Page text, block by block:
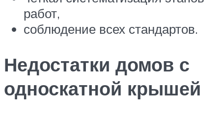
работ,
соблюдение всех стандартов.
Недостатки домов с
односкатной крышей